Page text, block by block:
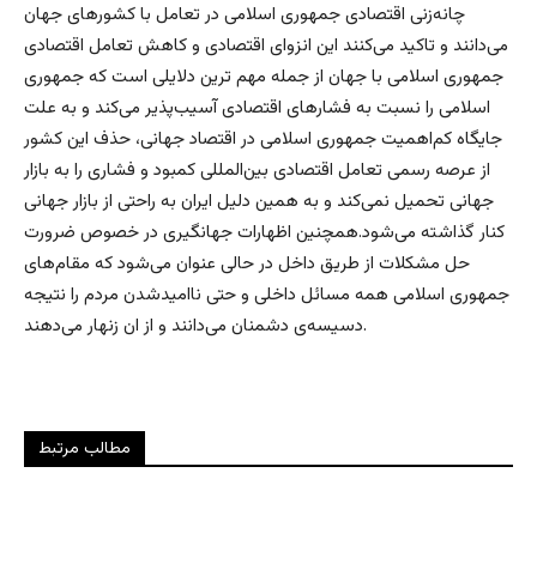
چانه‌زنی اقتصادی جمهوری اسلامی در تعامل با کشورهای جهان
می‌دانند و تاکید می‌کنند این انزوای اقتصادی و کاهش تعامل اقتصادی
جمهوری اسلامی با جهان از جمله مهم ترین دلایلی است که جمهوری
اسلامی را نسبت به فشارهای اقتصادی آسیب‌پذیر می‌کند و به علت
جایگاه کم‌اهمیت جمهوری اسلامی در اقتصاد جهانی، حذف این کشور
از عرصه رسمی تعامل اقتصادی بین‌المللی کمبود و فشاری را به بازار
جهانی تحمیل نمی‌کند و به همین دلیل ایران به راحتی از بازار جهانی
کنار گذاشته می‌شود.همچنین اظهارات جهانگیری در خصوص ضرورت
حل مشکلات از طریق داخل در حالی عنوان می‌شود که مقام‌های
جمهوری اسلامی همه مسائل داخلی و حتی ناامیدشدن مردم را نتیجه
دسیسه‌ی دشمنان می‌دانند و از ان زنهار می‌دهند.
مطالب مرتبط